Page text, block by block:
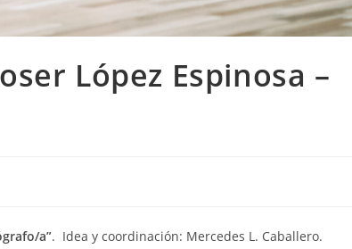
López Espinosa –
a”. Idea y coordinación: Mercedes L. Caballero.